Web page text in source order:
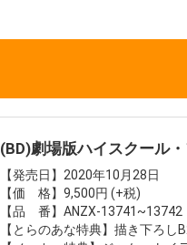
(BD)劇場版ハイスクール
【発売日】2020年10月28日
【価 格】9,500円 (+税)
【品 番】ANZX-13741~13742
【とらのあな特典】描き下ろし